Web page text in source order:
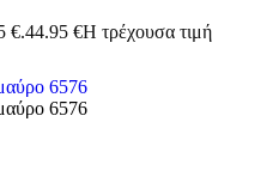
€.44.95 €Η τρέχουσα τιμή